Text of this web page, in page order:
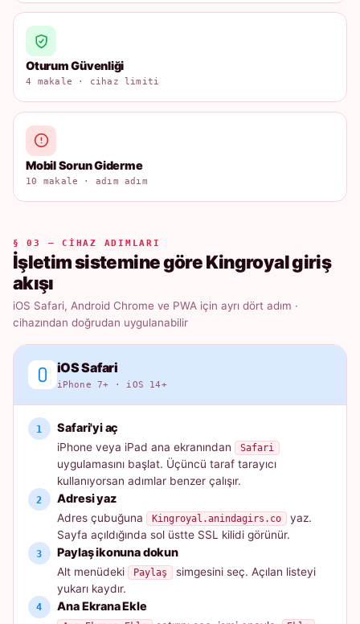
Oturum Güvenliği
4 makale · cihaz limiti
Mobil Sorun Giderme
10 makale · adım adım
§ 03 — CIHAZ ADIMLARI
İşletim sistemine göre Kingroyal giriş
akışı
iOS Safari, Android Chrome ve PWA için ayrı dört adım ·
cihazından doğrudan uygulanabilir
iOS Safari
iPhone 7+ · iOS 14+
Safari'yi aç
iPhone veya iPad ana ekranından Safari
uygulamasını başlat. Üçüncü taraf tarayıcı
kullanıyorsan adımlar benzer çalışır.
Adresi yaz
Adres çubuğuna Kingroyal.anindagirs.co
yaz.
Sayfa açıldığında sol üstte SSL kilidi görünür.
Paylaş ikonuna dokun
Alt menüdeki Paylaş
simgesini seç. Açılan listeyi
yukarı kaydır.
Ana Ekrana Ekle